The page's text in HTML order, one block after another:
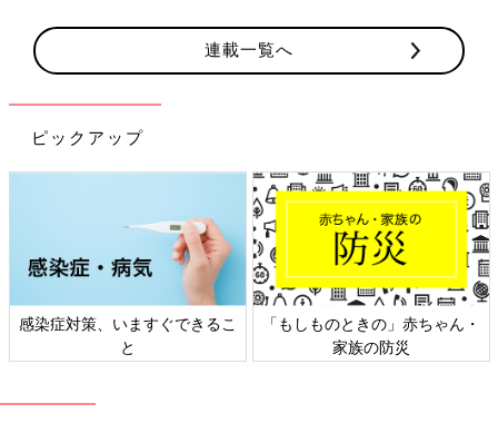
―― 4つ子を出産した時のことを教えてください。
「帝王切開は事前に綿密な計画が立てられていたこともあり、冷
静な気持ちで出産に挑むことができました。前例がほとんどない
大きな手術だったので、手術室は3部屋確保され、医師・麻酔
医・助産師など合わせて30人ぐらいが総動員でした。
子どもたちはおなかの中から数秒差で1人ずつ取り出されまし
た。出生体重は長女1148グラム、二女1025グラム、長男1155グ
ラム、二男1148グラム。みんな小さい体でしたが、大きな声で
連載一覧へ
ピックアップ
感染症対策、いますぐできるこ
と
「もしものときの」赤ちゃん・
家族の防災